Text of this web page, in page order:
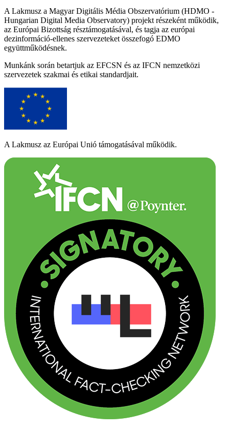
A Lakmusz a Magyar Digitális Média Obszervatórium (HDMO -
Hungarian Digital Media Observatory) projekt részeként működik,
az Európai Bizottság résztámogatásával, és tagja az európai
dezinformáció-ellenes szervezeteket összefogó EDMO
együttműködésnek.
Munkánk során betartjuk az EFCSN és az IFCN nemzetközi
szervezetek szakmai és etikai standardjait.
A Lakmusz az Európai Unió támogatásával működik.